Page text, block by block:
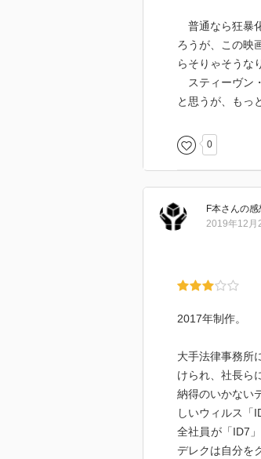
普通なら狂暴
ろうが、この映
らそりゃそうな
スティーヴン
と思うが、もっ
0
F本さんの感
2019年12月
2017年制作。
大手法律事務所
けられ、社長ら
納得のいかない
しいウィルス「
全社員が「ID7
デレクは自分